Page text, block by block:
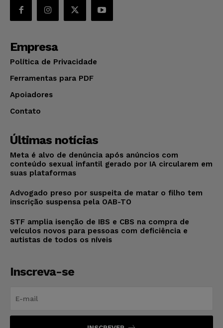
Empresa
Política de Privacidade
Ferramentas para PDF
Apoiadores
Contato
Últimas notícias
Meta é alvo de denúncia após anúncios com
conteúdo sexual infantil gerado por IA circularem em
suas plataformas
Advogado preso por suspeita de matar o filho tem
inscrição suspensa pela OAB-TO
STF amplia isenção de IBS e CBS na compra de
veículos novos para pessoas com deficiência e
autistas de todos os níveis
Inscreva-se